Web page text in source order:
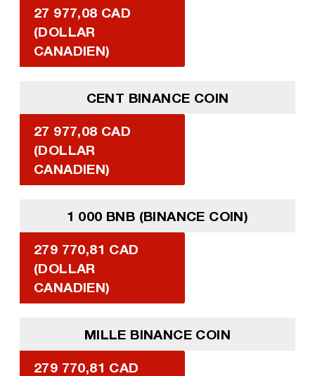
27 977,08 CAD
(DOLLAR
CANADIEN)
CENT BINANCE COIN
27 977,08 CAD
(DOLLAR
CANADIEN)
1 000 BNB (BINANCE COIN)
279 770,81 CAD
(DOLLAR
CANADIEN)
MILLE BINANCE COIN
279 770,81 CAD